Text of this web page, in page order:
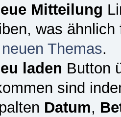
Mitteilung
was
Themas.
laden Button
sind
Datum,